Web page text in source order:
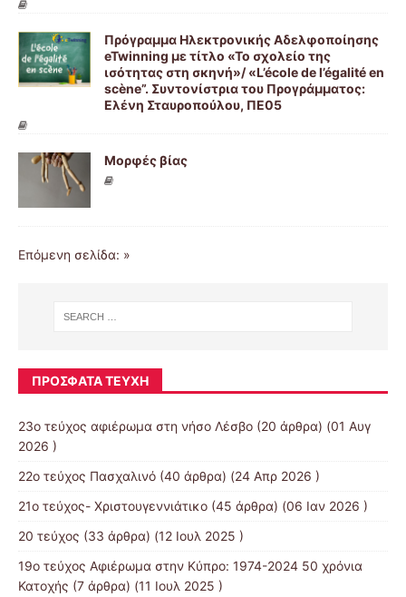
Πρόγραμμα Ηλεκτρονικής Αδελφοποίησης
eTwinning με τίτλο «Το σχολείο της
ισότητας στη σκηνή»/ «L’école de l’égalité en
scène”. Συντονίστρια του Προγράμματος:
Ελένη Σταυροπούλου, ΠΕ05
Μορφές βίας
Επόμενη σελίδα: »
ΠΡΌΣΦΑΤΑ ΤΕΎΧΗ
23ο τεύχος αφιέρωμα στη νήσο Λέσβο (20 άρθρα) (01 Αυγ
2026 )
22ο τεύχος Πασχαλινό (40 άρθρα) (24 Απρ 2026 )
21ο τεύχος- Χριστουγεννιάτικο (45 άρθρα) (06 Ιαν 2026 )
20 τεύχος (33 άρθρα) (12 Ιουλ 2025 )
19o τεύχος Αφιέρωμα στην Κύπρο: 1974-2024 50 χρόνια
Κατοχής (7 άρθρα) (11 Ιουλ 2025 )